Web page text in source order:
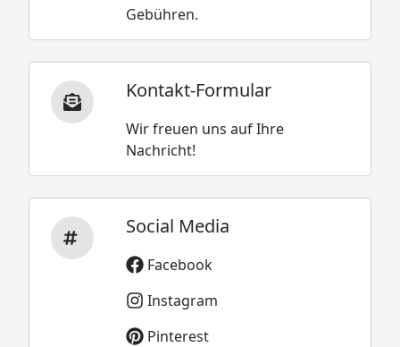
Gebühren.
Kontakt-Formular
Wir freuen uns auf Ihre
Nachricht!
Social Media
Facebook
Instagram
Pinterest